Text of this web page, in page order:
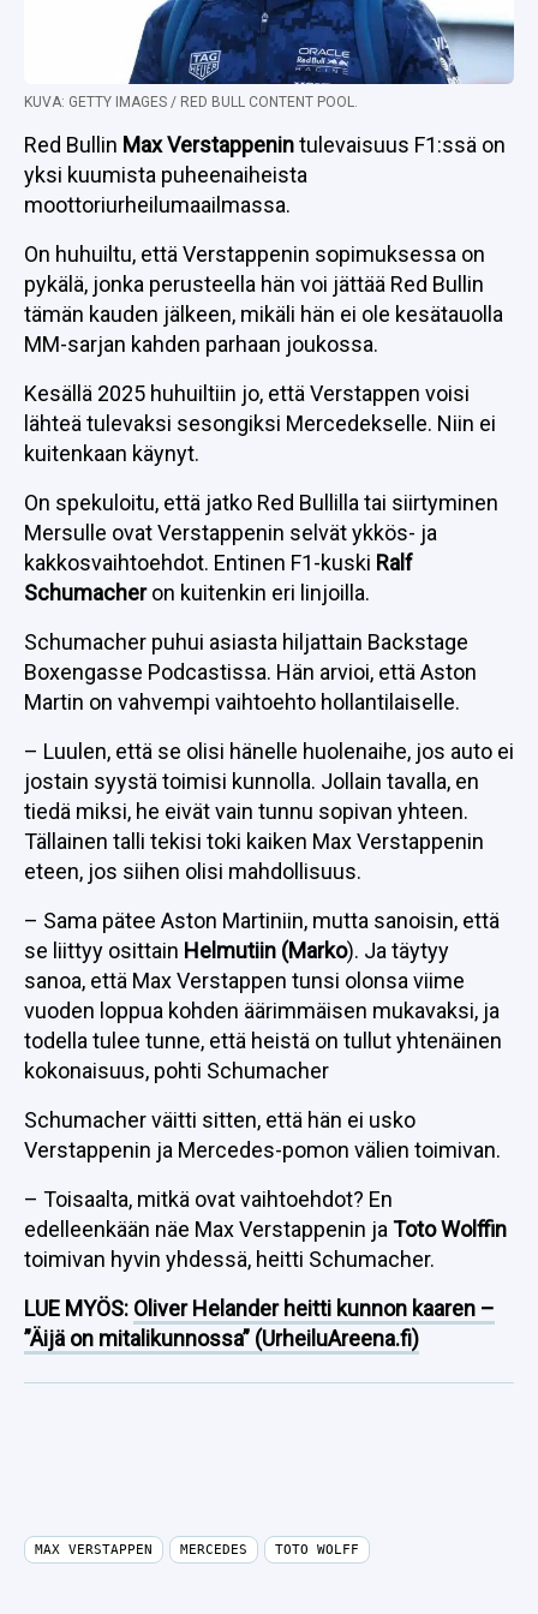
KUVA: GETTY IMAGES / RED BULL CONTENT POOL.
Red Bullin Max Verstappenintulevaisuus F1:ssä on
yksi kuumista puheenaiheista
moottoriurheilumaailmassa.
On huhuiltu, että Verstappenin sopimuksessa on
pykälä, jonka perusteella hän voi jättää Red Bullin
tämän kauden jälkeen, mikäli hän ei ole kesätauolla
MM-sarjan kahden parhaan joukossa.
Kesällä 2025 huhuiltiin jo, että Verstappen voisi
lähteä tulevaksi sesongiksi Mercedekselle. Niin ei
kuitenkaan käynyt.
On spekuloitu, että jatko Red Bullilla tai siirtyminen
Mersulle ovat Verstappenin selvät ykkös- ja
kakkosvaihtoehdot. Entinen F1-kuski Ralf
Schumacheron kuitenkin eri linjoilla.
Schumacher puhui asiasta hiljattain Backstage
Boxengasse Podcastissa. Hän arvioi, että Aston
Martin on vahvempi vaihtoehto hollantilaiselle.
– Luulen, että se olisi hänelle huolenaihe, jos auto ei
jostain syystä toimisi kunnolla. Jollain tavalla, en
tiedä miksi, he eivät vain tunnu sopivan yhteen.
Tällainen talli tekisi toki kaiken Max Verstappenin
eteen, jos siihen olisi mahdollisuus.
– Sama pätee Aston Martiniin, mutta sanoisin, että
se liittyy osittain Helmutiin (Marko). Ja täytyy
sanoa, että Max Verstappen tunsi olonsa viime
vuoden loppua kohden äärimmäisen mukavaksi, ja
todella tulee tunne, että heistä on tullut yhtenäinen
kokonaisuus, pohti Schumacher
Schumacher väitti sitten, että hän ei usko
Verstappenin ja Mercedes-pomon välien toimivan.
– Toisaalta, mitkä ovat vaihtoehdot? En
edelleenkään näe Max Verstappenin ja Toto Wolffin
toimivan hyvin yhdessä, heitti Schumacher.
LUE MYÖS: Oliver Helander heitti kunnon kaaren –
”Äijä on mitalikunnossa” (UrheiluAreena.fi)
MAX VERSTAPPEN MERCEDES TOTO WOLFF